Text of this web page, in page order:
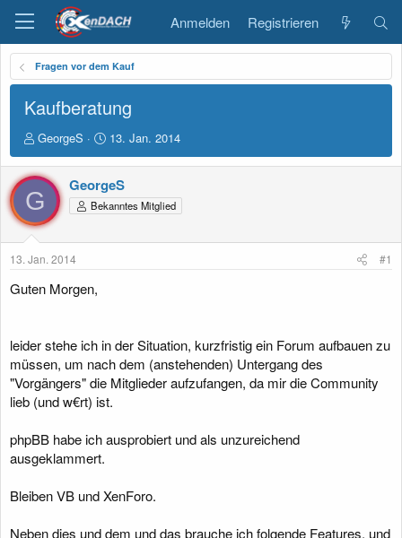
Anmelden Registrieren
Fragen vor dem Kauf
Kaufberatung
E
r
s
t
e
l
l
r
GeorgeS
E
r
s
t
e
l
13. Jan. 2014
G
GeorgeS
Bekanntes Mitglied
13. Jan. 2014 #1
Guten Morgen,
leider stehe ich in der Situation, kurzfristig ein Forum aufbauen zu
müssen, um nach dem (anstehenden) Untergang des
"Vorgängers" die Mitglieder aufzufangen, da mir die Community
lieb (und w€rt) ist.
phpBB habe ich ausprobiert und als unzureichend
ausgeklammert.
Bleiben VB und XenForo.
Neben dies und dem und das brauche ich folgende Features, und